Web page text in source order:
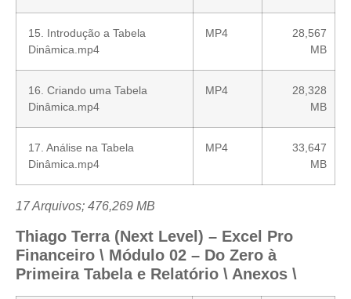
15. Introdução a Tabela
Dinâmica.mp4
MP4
28,567
MB
16. Criando uma Tabela
Dinâmica.mp4
MP4
28,328
MB
17. Análise na Tabela
Dinâmica.mp4
MP4
33,647
MB
17 Arquivos; 476,269 MB
Thiago Terra (Next Level) – Excel Pro
Financeiro \ Módulo 02 – Do Zero à
Primeira Tabela e Relatório \ Anexos \